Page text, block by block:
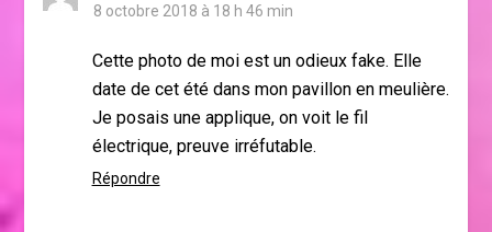
8 octobre 2018 à 18 h 46 min
Cette photo de moi est un odieux fake. Elle
date de cet été dans mon pavillon en meulière.
Je posais une applique, on voit le fil
électrique, preuve irréfutable.
Répondre